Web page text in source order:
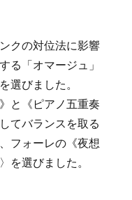
クの対位法に影響
る「オマージュ」
選びました。
と《ピアノ五重奏
てバランスを取る
フォーレの《夜想
を選びました。